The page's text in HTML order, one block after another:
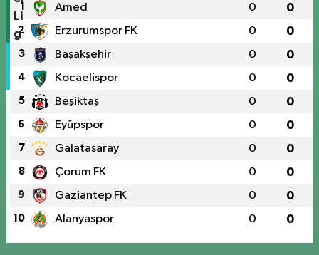
1 Amed 0 0
2 Erzurumspor FK 0 0
3 Başakşehir 0 0
4 Kocaelispor 0 0
5 Beşiktaş 0 0
6 Eyüpspor 0 0
7 Galatasaray 0 0
8 Çorum FK 0 0
9 Gaziantep FK 0 0
10 Alanyaspor 0 0